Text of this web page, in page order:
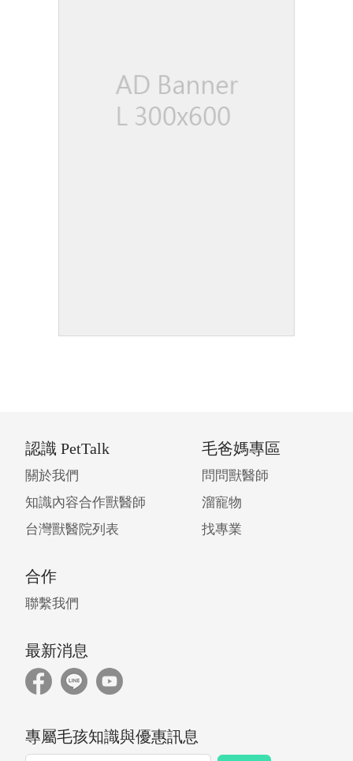
認識 PetTalk
關於我們
知識內容合作獸醫師
台灣獸醫院列表
毛爸媽專區
問問獸醫師
溜寵物
找專業
合作
聯繫我們
最新消息
專屬毛孩知識與優惠訊息